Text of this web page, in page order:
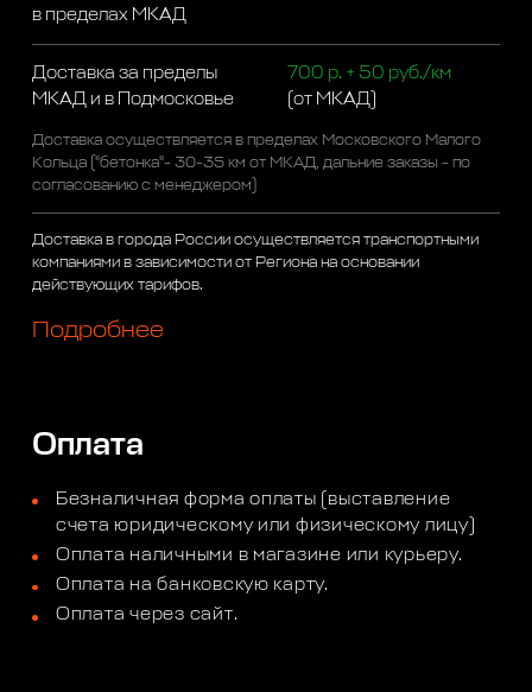
в пределах МКАД
Доставка за пределы
МКАД и в Подмосковье
700 р. + 50 руб./км
(от МКАД)
Доставка осуществляется в пределах Московского Малого
Кольца ("бетонка"- 30-35 км от МКАД, дальние заказы - по
согласованию с менеджером)
Доставка в города России осуществляется транспортными
компаниями в зависимости от Региона на основании
действующих тарифов.
Подробнее
Оплата
Безналичная форма оплаты (выставление
счета юридическому или физическому лицу)
Оплата наличными в магазине или курьеру.
Оплата на банковскую карту.
Оплата через сайт.